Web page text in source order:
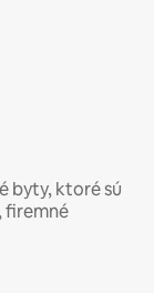
byty, ktoré sú
firemné